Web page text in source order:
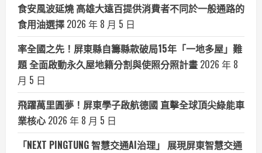
食安風波延燒 高雄大遠百提供消費者不同於一般通路的
食用油選擇 2026 年 8 月 5 日
率全國之先！屏東縣自籌縣款破局15年「一地多屋」難
題 全面啟動永久屋地籍分割與使照分照計畫 2026 年 8
月 5 日
飛躍萬里圓夢！屏東學子啟航德國 直擊全球頂尖綠能車
業核心 2026 年 8 月 5 日
「NEXT PINGTUNG 智慧交通AI治理」 展現屏東智慧交通